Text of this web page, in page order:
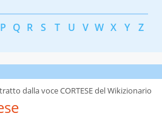
P Q R S T U V W X Y Z
tratto dalla voce CORTESE del Wikizionario